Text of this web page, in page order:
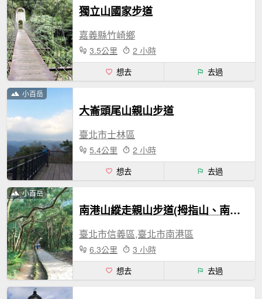
獨立山國家步道
嘉義縣竹崎鄉
3.5公里 2 小時
想去 去過
小百岳
大崙頭尾山親山步道
臺北市士林區
5.4公里 2 小時
想去 去過
小百岳
南港山縱走親山步道(拇指山、南港山、象山、九五峰)
臺北市信義區,臺北市南港區
6.3公里 3 小時
想去 去過